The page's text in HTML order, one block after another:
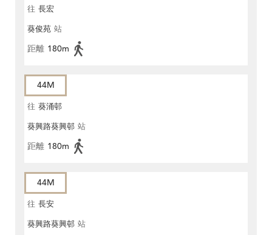
往 長宏
葵俊苑 站
距離 180m
44M
往 葵涌邨
葵興路葵興邨 站
距離 180m
44M
往 長安
葵興路葵興邨 站